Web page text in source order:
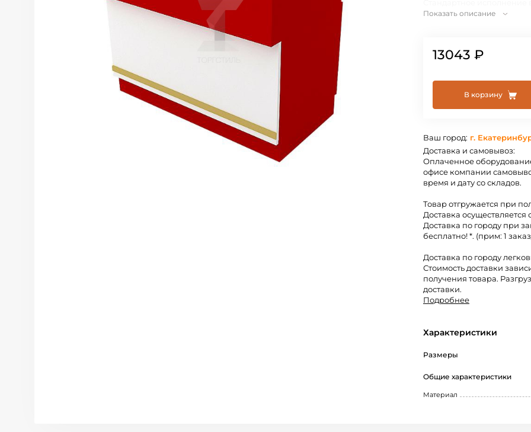
Красный с
индивидуальным
Нестандартное
индивидуально.
Упаковывается в
Показать описание
13043 ₽
В корзину
Ваш город: г.
Доставка и самовывоз:
Оплаченное
офисе компании
время и дату со складов.
Товар отгружается при
Доставка
Доставка по городу при
бесплатно! *. (прим: 1
Доставка по городу
Стоимость доставки
получения товара.
доставки.
Подробнее
Характеристики
Размеры
Общие характеристики
Материал